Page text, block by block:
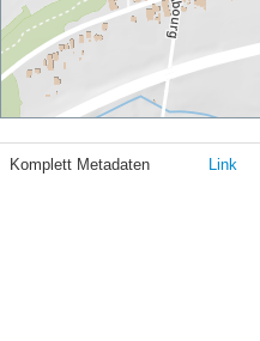
Komplett Metadaten Link